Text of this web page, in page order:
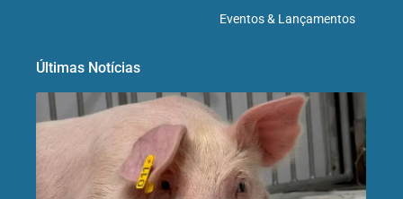
Eventos & Lançamentos
Últimas Notícias